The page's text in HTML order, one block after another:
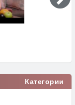
Категории